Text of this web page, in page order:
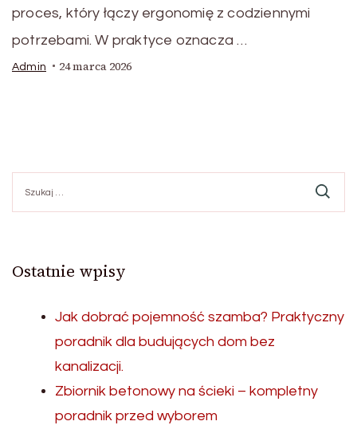
proces, który łączy ergonomię z codziennymi
potrzebami. W praktyce oznacza …
Admin 24 marca 2026
Ostatnie wpisy
Jak dobrać pojemność szamba? Praktyczny
poradnik dla budujących dom bez
kanalizacji.
Zbiornik betonowy na ścieki – kompletny
poradnik przed wyborem